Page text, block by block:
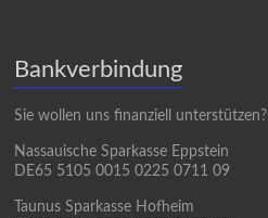
Bankverbindung
Sie wollen uns finanziell unterstützen?
Nassauische Sparkasse Eppstein
DE65 5105 0015 0225 0711 09
Taunus Sparkasse Hofheim